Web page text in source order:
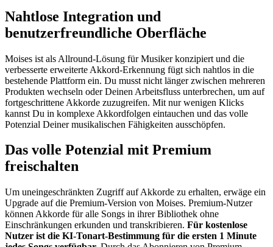
Nahtlose Integration und
benutzerfreundliche Oberfläche
Moises ist als Allround-Lösung für Musiker konzipiert und die
verbesserte erweiterte Akkord-Erkennung fügt sich nahtlos in die
bestehende Plattform ein. Du musst nicht länger zwischen mehreren
Produkten wechseln oder Deinen Arbeitsfluss unterbrechen, um auf
fortgeschrittene Akkorde zuzugreifen. Mit nur wenigen Klicks
kannst Du in komplexe Akkordfolgen eintauchen und das volle
Potenzial Deiner musikalischen Fähigkeiten ausschöpfen.
Das volle Potenzial mit Premium
freischalten
Um uneingeschränkten Zugriff auf Akkorde zu erhalten, erwäge ein
Upgrade auf die Premium-Version von Moises. Premium-Nutzer
können Akkorde für alle Songs in ihrer Bibliothek ohne
Einschränkungen erkunden und transkribieren. Für kostenlose
Nutzer ist die KI-Tonart-Bestimmung für die ersten 1 Minute